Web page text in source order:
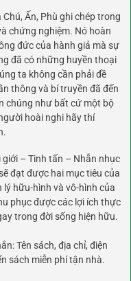
Ấn, Phù ghi chép trong
chứng nghiệm. Nó hoàn
đức của hành giả mà sự
đã có những huyền thoại
ta không cần phải đề
thông và bí truyền đã đến
chúng như bất cứ một bộ
hoài nghi hãy thí
– Tinh tấn – Nhẫn nhục
đạt được hai mục tiêu của
lý hữu-hình và vô-hình của
phục được các lợi ích thực
trong đời sống hiện hữu.
Tên sách, địa chỉ, điện
sách miễn phí tận nhà.